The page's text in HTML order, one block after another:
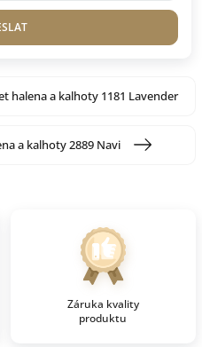
halena a kalhoty 1181 Lavender
a kalhoty 2889 Navi
Záruka kvality
produktu